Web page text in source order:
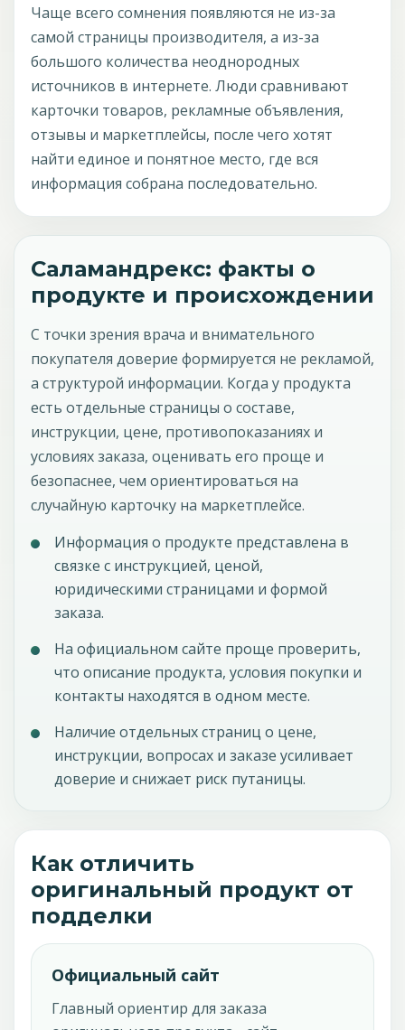
Чаще всего сомнения появляются не из-за
самой страницы производителя, а из-за
большого количества неоднородных
источников в интернете. Люди сравнивают
карточки товаров, рекламные объявления,
отзывы и маркетплейсы, после чего хотят
найти единое и понятное место, где вся
информация собрана последовательно.
Саламандрекс: факты о
продукте и происхождении
С точки зрения врача и внимательного
покупателя доверие формируется не рекламой,
а структурой информации. Когда у продукта
есть отдельные страницы о составе,
инструкции, цене, противопоказаниях и
условиях заказа, оценивать его проще и
безопаснее, чем ориентироваться на
случайную карточку на маркетплейсе.
Информация о продукте представлена в
связке с инструкцией, ценой,
юридическими страницами и формой
заказа.
На официальном сайте проще проверить,
что описание продукта, условия покупки и
контакты находятся в одном месте.
Наличие отдельных страниц о цене,
инструкции, вопросах и заказе усиливает
доверие и снижает риск путаницы.
Как отличить
оригинальный продукт от
подделки
Официальный сайт
Главный ориентир для заказа